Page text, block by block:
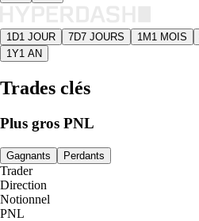
1D1 JOUR 7D7 JOURS 1M 1 MOIS
1Y1 AN
Trades clés
Plus gros PNL
Gagnants Perdants
Trader
Direction
Notionnel
PNL